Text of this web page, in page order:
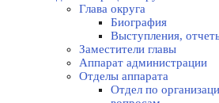
Глава округа
Биография
Выступления,
Заместители главы
Аппарат администрации
Отделы аппарата
Отдел по